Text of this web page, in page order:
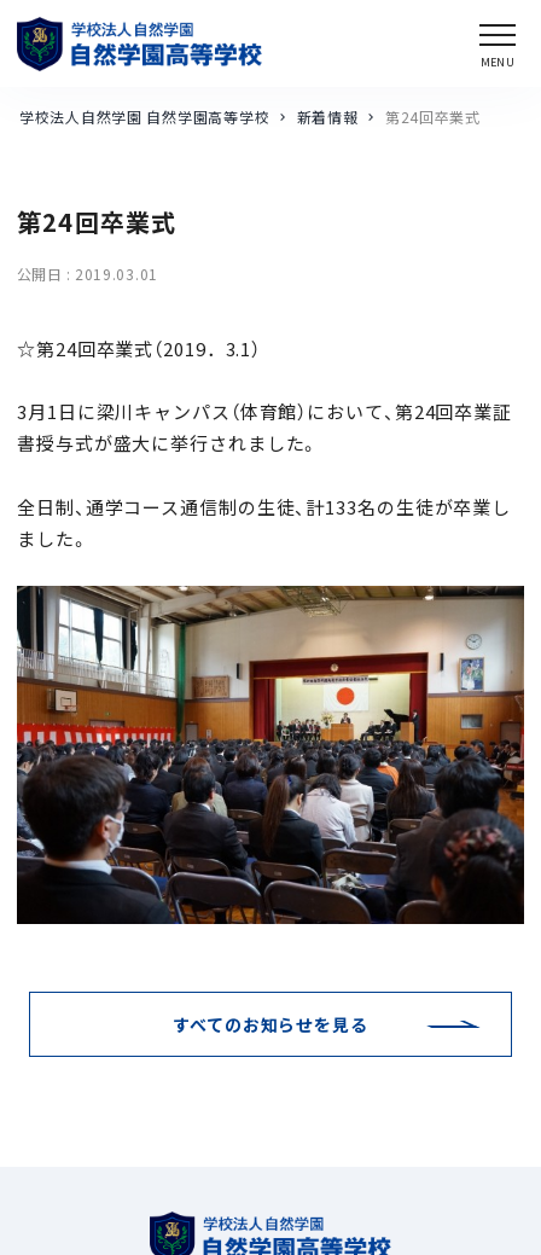
学校法人自然学園 自然学園高等学校 新着情報 第24回卒業式
第24回卒業式
公開日 : 2019.03.01
☆第24回卒業式（2019．3.1）
3月1日に梁川キャンパス（体育館）において、第24回卒業証
書授与式が盛大に挙行されました。
全日制、通学コース通信制の生徒、計133名の生徒が卒業し
ました。
すべてのお知らせを見る